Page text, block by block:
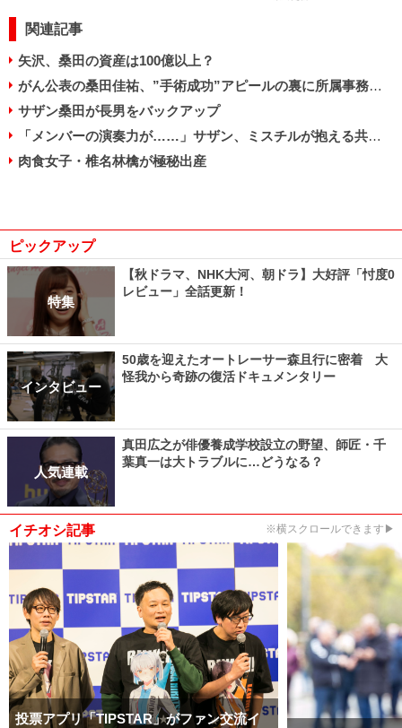
関連記事
矢沢、桑田の資産は100億以上？
がん公表の桑田佳祐、”手術成功”アピールの裏に所属事務所のしたたかな計算
サザン桑田が長男をバックアップ
「メンバーの演奏力が……」サザン、ミスチルが抱える共通の悩みとは？
肉食女子・椎名林檎が極秘出産
ピックアップ
特集
【秋ドラマ、NHK大河、朝ドラ】大好評「忖度0
レビュー」全話更新！
インタビュー
50歳を迎えたオートレーサー森且行に密着 大
怪我から奇跡の復活ドキュメンタリー
人気連載
真田広之が俳優養成学校設立の野望、師匠・千
葉真一は大トラブルに…どうなる？
イチオシ記事 ※横スクロールできます▶
投票アプリ「TIPSTAR」がファン交流イ